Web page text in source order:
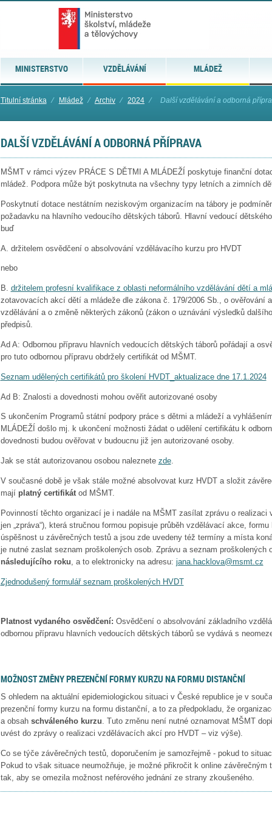
MINISTERSTVO VZDĚLÁVÁNÍ MLÁDEŽ
Titulní stránka ⁄ Mládež ⁄ Archiv ⁄ 2024 ⁄ Další vzdělávání a odborná
DALŠÍ VZDĚLÁVÁNÍ A ODBORNÁ PŘÍPRAVA
MŠMT v rámci výzev PRÁCE S DĚTMI A MLÁDEŽÍ poskytuje finanční
mládež. Podpora může být poskytnuta na všechny typy letních a zimních
Poskytnutí dotace nestátním neziskovým organizacím na tábory je
požadavku na hlavního vedoucího dětských táborů. Hlavní vedoucí
buď
A. držitelem osvědčení o absolvování vzdělávacího kurzu pro HVDT
nebo
B. držitelem profesní kvalifikace z oblasti neformálního vzdělávání dětí a
zotavovacích akcí dětí a mládeže dle zákona č. 179/2006 Sb., o ověřování
vzdělávání a o změně některých zákonů (zákon o uznávání výsledků
předpisů.
Ad A: Odbornou přípravu hlavních vedoucích dětských táborů pořádají a
pro tuto odbornou přípravu obdržely certifikát od MŠMT.
Seznam udělených certifikátů pro školení HVDT_aktualizace dne 17.1.2024
Ad B: Znalosti a dovednosti mohou ověřit autorizované osoby
S ukončením Programů státní podpory práce s dětmi a mládeží a
MLÁDEŽÍ došlo mj. k ukončení možnosti žádat o udělení certifikátu k
dovednosti budou ověřovat v budoucnu již jen autorizované osoby.
Jak se stát autorizovanou osobou naleznete zde.
V současné době je však stále možné absolvovat kurz HVDT a složit
mají platný certifikátod MŠMT.
Povinností těchto organizací je i nadále na MŠMT zasílat zprávu o realizaci
jen „zpráva“), která stručnou formou popisuje průběh vzdělávací akce,
úspěšnost u závěrečných testů a jsou zde uvedeny též termíny a místa
je nutné zaslat seznam proškolených osob. Zprávu a seznam proškolených
následujícího roku , a to elektronicky na adresu: jana.hacklova@msmt.cz
Zjednodušený formulář seznam proškolených HVDT
Platnost vydaného osvědčení: Osvědčení o absolvování základního
odbornou přípravu hlavních vedoucích dětských táborů se vydává s
MOŽNOST ZMĚNY PREZENČNÍ FORMY KURZU NA FORMU DISTANČNÍ
S ohledem na aktuální epidemiologickou situaci v České republice je v
prezenční formy kurzu na formu distanční, a to za předpokladu, že
a obsah schváleného kurzu . Tuto změnu není nutné oznamovat MŠMT
uvést do zprávy o realizaci vzdělávacích akcí pro HVDT – viz výše).
Co se týče závěrečných testů, doporučením je samozřejmě - pokud to
Pokud to však situace neumožňuje, je možné přikročit k online závěrečným
tak, aby se omezila možnost neférového jednání ze strany zkoušeného.